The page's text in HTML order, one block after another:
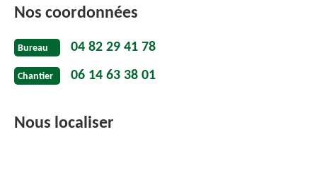
Nos coordonnées
Bureau 04 82 29 41 78
Chantier 06 14 63 38 01
Nous localiser